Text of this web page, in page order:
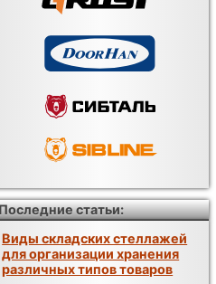
статьи:
Виды складских стеллажей
для организации хранения
различных типов товаров